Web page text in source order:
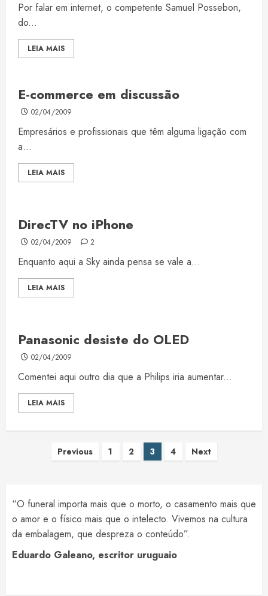
Por falar em internet, o competente Samuel Possebon,
do...
LEIA MAIS
E-commerce em discussão
02/04/2009
Empresários e profissionais que têm alguma ligação com
a...
LEIA MAIS
DirecTV no iPhone
02/04/2009 2
Enquanto aqui a Sky ainda pensa se vale a...
LEIA MAIS
Panasonic desiste do OLED
02/04/2009
Comentei aqui outro dia que a Philips iria aumentar...
LEIA MAIS
Paginação
posts
Previous 1 2 3 4 Next
“O funeral importa mais que o morto, o casamento mais que
o amor e o físico mais que o intelecto. Vivemos na cultura
da embalagem, que despreza o conteúdo”.
Eduardo Galeano, escritor uruguaio